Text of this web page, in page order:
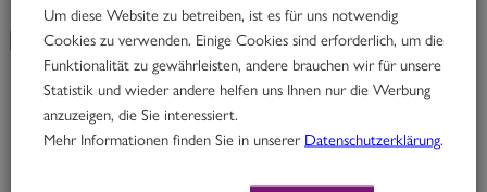
KW 35/19
Johnny Pepper
Um diese Website zu betreiben, ist es für uns notwendig
Cookies zu verwenden. Einige Cookies sind erforderlich, um die
Funktionalität zu gewährleisten, andere brauchen wir für unsere
Statistik und wieder andere helfen uns Ihnen nur die Werbung
anzuzeigen, die Sie interessiert.
Mehr Informationen finden Sie in unsererDatenschutzerklärung.